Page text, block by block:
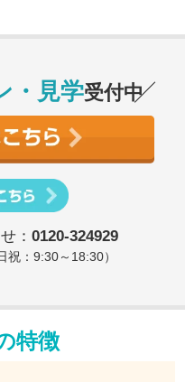
・見学受付中
： 0120-324929
祝：9:30～18:30）
特徴